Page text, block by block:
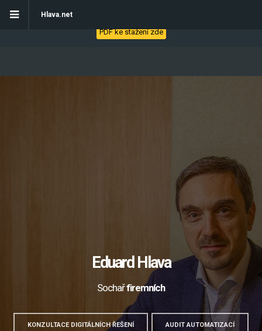
Hlava.net
Eduard Hlava
Sochařfiremn
KONZULTACE DIGITÁLNÍCH ŘEŠENÍ AUDIT AUTOMATIZACÍ
Stáhněte si eBook - Jak začít s automatizací obchodních procesů
PDF ke stažení zde